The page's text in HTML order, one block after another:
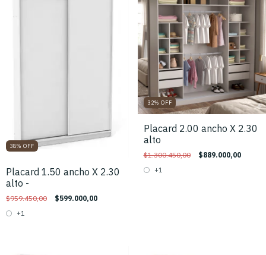
38% OFF
Placard 1.50 ancho X 2.30
alto -
$959.450,00 $599.000,00
+1
32% OFF
Placard 2.00 ancho X 2.30
alto
$1.300.450,00 $889.000,00
+1